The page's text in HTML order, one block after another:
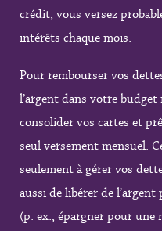
crédit, vous versez
intérêts chaque mois.
Pour rembourser vos
l’argent dans votre budget
consolider vos cartes et
seul versement mensuel.
seulement à gérer vos
aussi de libérer de
(p. ex., épargner pour une